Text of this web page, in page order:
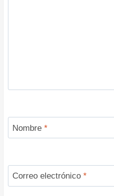
Nombre *
Correo electrónico *